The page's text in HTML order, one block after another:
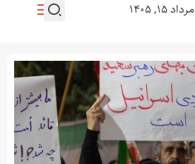
مرداد ۱۵, ۱۴۰۵